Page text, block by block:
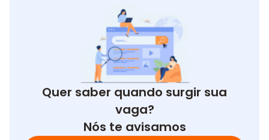
Quer saber quando surgir sua
vaga?
Nós te avisamos